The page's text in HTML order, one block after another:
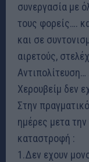
συνεργασία με
τους φορείς….
και σε
αιρετούς,
Χερουβείμ δεν
Στην
ημέρες μετα την
καταστροφή :
1.Δεν εχουν